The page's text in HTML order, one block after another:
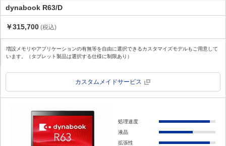
dynabook R63/D
￥315,700 (税込)
増設メモリやアプリケーションの有無等を自由に選択できるカスタマイズモデルもご用意して
います。（タブレット製品は選択する仕様に制限あり）
カスタムメイドサービス
処理速度
液晶
拡張性